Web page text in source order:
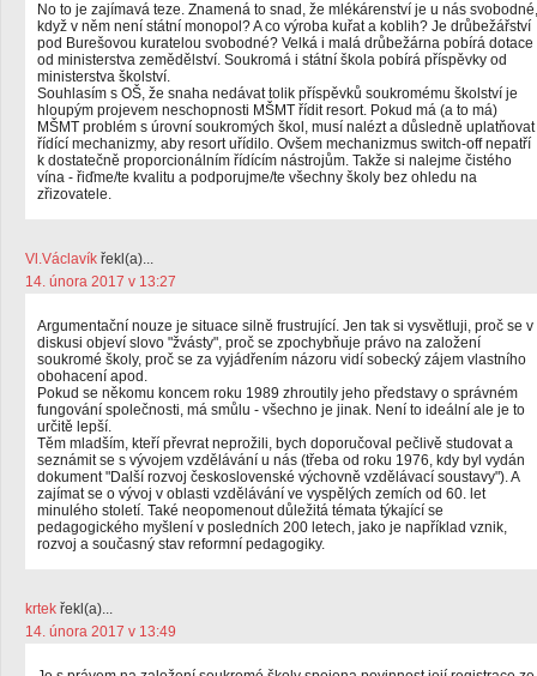
No to je zajímavá teze. Znamená to snad, že mlékárenství je u nás svobodné,
když v něm není státní monopol? A co výroba kuřat a koblih? Je drůbežářství
pod Burešovou kuratelou svobodné? Velká i malá drůbežárna pobírá dotace
od ministerstva zemědělství. Soukromá i státní škola pobírá příspěvky od
ministerstva školství.
Souhlasím s OŠ, že snaha nedávat tolik příspěvků soukromému školství je
hloupým projevem neschopnosti MŠMT řídit resort. Pokud má (a to má)
MŠMT problém s úrovní soukromých škol, musí nalézt a důsledně uplatňovat
řídící mechanizmy, aby resort uřídilo. Ovšem mechanizmus switch-off nepatří
k dostatečně proporcionálním řídícím nástrojům. Takže si nalejme čistého
vína - řiďme/te kvalitu a podporujme/te všechny školy bez ohledu na
zřizovatele.
Vl.Václavík řekl(a)...
14. února 2017 v 13:27
Argumentační nouze je situace silně frustrující. Jen tak si vysvětluji, proč se v
diskusi objeví slovo "žvásty", proč se zpochybňuje právo na založení
soukromé školy, proč se za vyjádřením názoru vidí sobecký zájem vlastního
obohacení apod.
Pokud se někomu koncem roku 1989 zhroutily jeho představy o správném
fungování společnosti, má smůlu - všechno je jinak. Není to ideální ale je to
určitě lepší.
Těm mladším, kteří převrat neprožili, bych doporučoval pečlivě studovat a
seznámit se s vývojem vzdělávání u nás (třeba od roku 1976, kdy byl vydán
dokument "Další rozvoj československé výchovně vzdělávací soustavy"). A
zajímat se o vývoj v oblasti vzdělávání ve vyspělých zemích od 60. let
minulého století. Také neopomenout důležitá témata týkající se
pedagogického myšlení v posledních 200 letech, jako je například vznik,
rozvoj a současný stav reformní pedagogiky.
krtek řekl(a)...
14. února 2017 v 13:49